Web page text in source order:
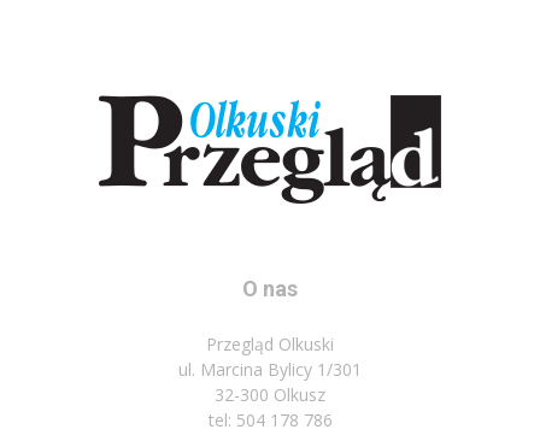
O nas
Przegląd Olkuski
ul. Marcina Bylicy 1/301
32-300 Olkusz
tel: 504 178 786